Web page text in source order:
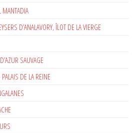
MANTADIA
D’ANALAVORY, ÎLOT DE LA VIERGE
SAUVAGE
DE LA REINE